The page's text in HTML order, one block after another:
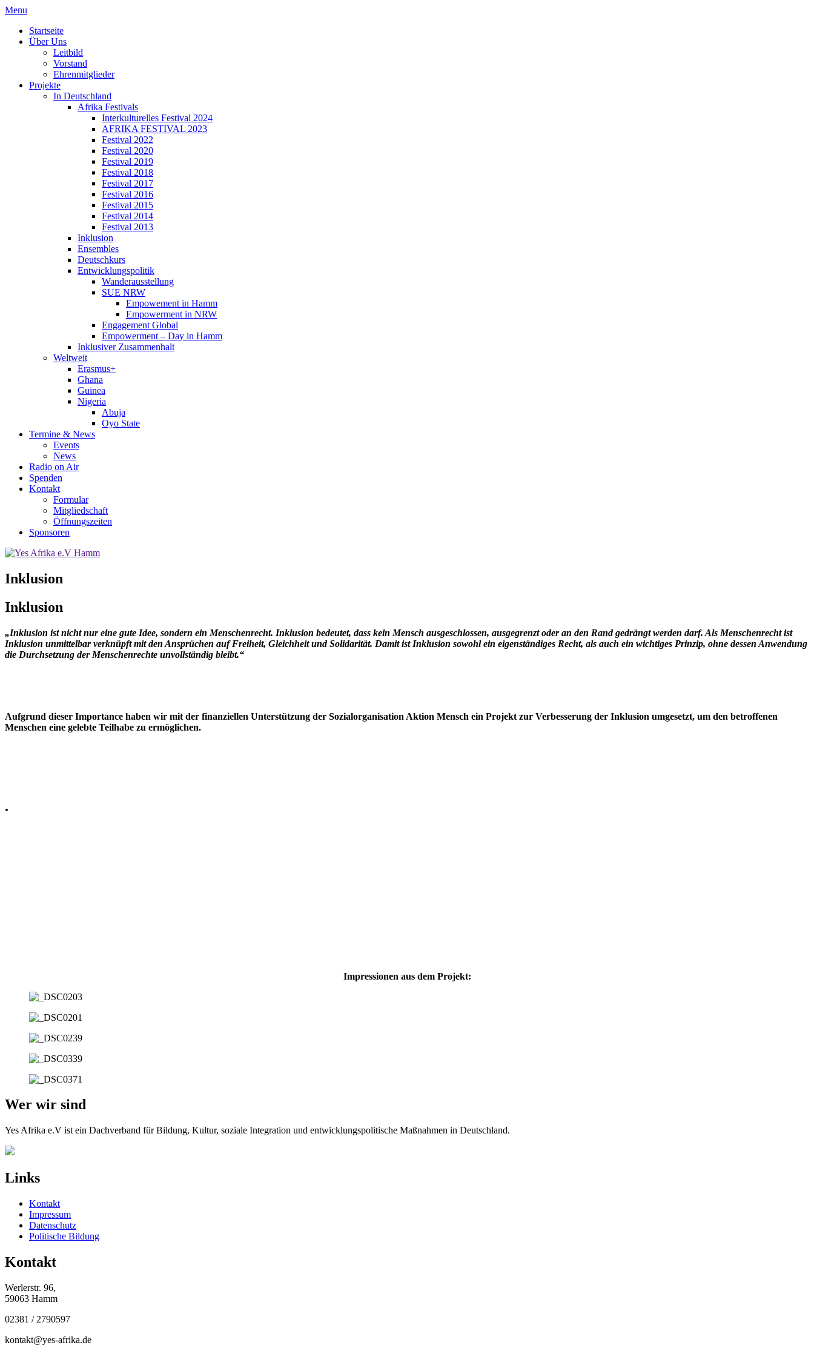
Menu
Startseite
Über Uns
Leitbild
Vorstand
Ehrenmitglieder
Projekte
In Deutschland
Afrika Festivals
Interkulturelles Festival 2024
AFRIKA FESTIVAL 2023
Festival 2022
Festival 2020
Festival 2019
Festival 2018
Festival 2017
Festival 2016
Festival 2015
Festival 2014
Festival 2013
Inklusion
Ensembles
Deutschkurs
Entwicklungspolitik
Wanderausstellung
SUE NRW
Empowement in Hamm
Empowerment in NRW
Engagement Global
Empowerment – Day in Hamm
Inklusiver Zusammenhalt
Weltweit
Erasmus+
Ghana
Guinea
Nigeria
Abuja
Oyo State
Termine & News
Events
News
Radio on Air
Spenden
Kontakt
Formular
Mitgliedschaft
Öffnungszeiten
Sponsoren
Inklusion
Inklusion
„Inklusion ist nicht nur eine gute Idee, sondern ein Menschenrecht. Inklusion bedeutet, dass kein Mensch ausgeschlossen, ausgegrenzt oder an den Rand gedrängt werden darf. Als Menschenrecht ist
Inklusion unmittelbar verknüpft mit den Ansprüchen auf Freiheit, Gleichheit und Solidarität. Damit ist Inklusion sowohl ein eigenständiges Recht, als auch ein wichtiges Prinzip, ohne dessen Anwendung
die Durchsetzung der Menschenrechte unvollständig bleibt.“
Aufgrund dieser Importance haben wir mit der finanziellen Unterstützung der Sozialorganisation Aktion Mensch ein Projekt zur Verbesserung der Inklusion umgesetzt, um den betroffenen
Menschen eine gelebte Teilhabe zu ermöglichen.
.
Impressionen aus dem Projekt:
Wer wir sind
Yes Afrika e.V ist ein Dachverband für Bildung, Kultur, soziale Integration und entwicklungspolitische Maßnahmen in Deutschland.
Links
Kontakt
Impressum
Datenschutz
Politische Bildung
Kontakt
Werlerstr. 96,
59063 Hamm
02381 / 2790597
kontakt@yes-afrika.de